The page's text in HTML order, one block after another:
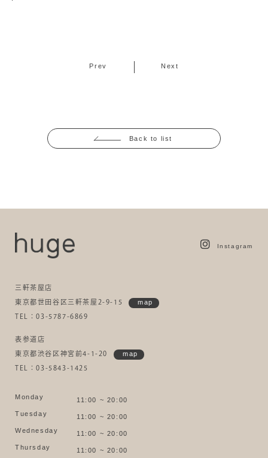
Prev Next
Back to list
Instagram
三軒茶屋店
東京都世田谷区三軒茶屋2-9-15 map
TEL：03-5787-6869
表参道店
東京都渋谷区神宮前4-1-20 map
TEL：03-5843-1425
Monday
11:00 ~ 20:00
Tuesday
11:00 ~ 20:00
Wednesday
11:00 ~ 20:00
Thursday
11:00 ~ 20:00